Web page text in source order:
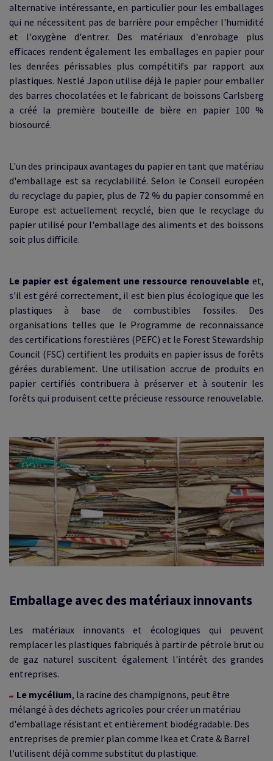
alternative intéressante, en particulier pour les emballages
qui ne nécessitent pas de barrière pour empêcher l'humidité
et l'oxygène d'entrer. Des matériaux d'enrobage plus
efficaces rendent également les emballages en papier pour
les denrées périssables plus compétitifs par rapport aux
plastiques. Nestlé Japon utilise déjà le papier pour emballer
des barres chocolatées et le fabricant de boissons Carlsberg
a créé la première bouteille de bière en papier 100 %
biosourcé.
L'un des principaux avantages du papier en tant que matériau
d'emballage est sa recyclabilité. Selon le Conseil européen
du recyclage du papier, plus de 72 % du papier consommé en
Europe est actuellement recyclé, bien que le recyclage du
papier utilisé pour l'emballage des aliments et des boissons
soit plus difficile.
Le papier est également une ressource renouvelable et,
s'il est géré correctement, il est bien plus écologique que les
plastiques à base de combustibles fossiles. Des
organisations telles que le Programme de reconnaissance
des certifications forestières (PEFC) et le Forest Stewardship
Council (FSC) certifient les produits en papier issus de forêts
gérées durablement. Une utilisation accrue de produits en
papier certifiés contribuera à préserver et à soutenir les
forêts qui produisent cette précieuse ressource renouvelable.
Emballage avec des matériaux innovants
Les matériaux innovants et écologiques qui peuvent
remplacer les plastiques fabriqués à partir de pétrole brut ou
de gaz naturel suscitent également l'intérêt des grandes
entreprises.
Le mycélium, la racine des champignons, peut être
mélangé à des déchets agricoles pour créer un matériau
d'emballage résistant et entièrement biodégradable. Des
entreprises de premier plan comme Ikea et Crate & Barrel
l'utilisent déjà comme substitut du plastique.